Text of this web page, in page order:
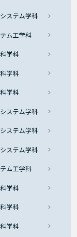
ステム学科
ム工学科
学科
学科
学科
ステム学科
ステム学科
ステム学科
ム工学科
学科
学科
学科